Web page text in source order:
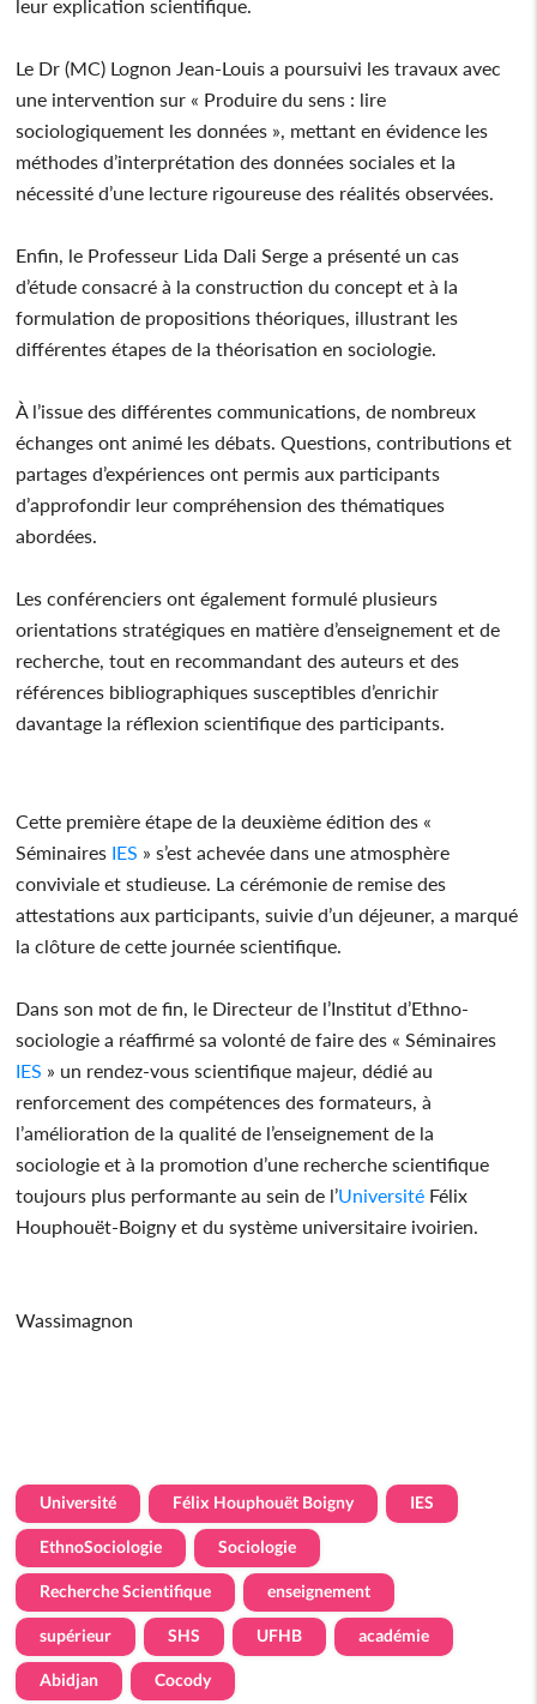
leur explication scientifique.
Le Dr (MC) Lognon Jean-Louis a poursuivi les travaux avec
une intervention sur « Produire du sens : lire
sociologiquement les données », mettant en évidence les
méthodes d’interprétation des données sociales et la
nécessité d’une lecture rigoureuse des réalités observées.
Enfin, le Professeur Lida Dali Serge a présenté un cas
d’étude consacré à la construction du concept et à la
formulation de propositions théoriques, illustrant les
différentes étapes de la théorisation en sociologie.
À l’issue des différentes communications, de nombreux
échanges ont animé les débats. Questions, contributions et
partages d’expériences ont permis aux participants
d’approfondir leur compréhension des thématiques
abordées.
Les conférenciers ont également formulé plusieurs
orientations stratégiques en matière d’enseignement et de
recherche, tout en recommandant des auteurs et des
références bibliographiques susceptibles d’enrichir
davantage la réflexion scientifique des participants.
Cette première étape de la deuxième édition des «
Séminaires IES » s’est achevée dans une atmosphère
conviviale et studieuse. La cérémonie de remise des
attestations aux participants, suivie d’un déjeuner, a marqué
la clôture de cette journée scientifique.
Dans son mot de fin, le Directeur de l’Institut d’Ethno-
sociologie a réaffirmé sa volonté de faire des « Séminaires
IES » un rendez-vous scientifique majeur, dédié au
renforcement des compétences des formateurs, à
l’amélioration de la qualité de l’enseignement de la
sociologie et à la promotion d’une recherche scientifique
toujours plus performante au sein de l’Université Félix
Houphouët-Boigny et du système universitaire ivoirien.
Wassimagnon
Université Félix Houphouët Boigny IES
EthnoSociologie Sociologie
Recherche Scientifique enseignement
supérieur SHS UFHB académie
Abidjan Cocody